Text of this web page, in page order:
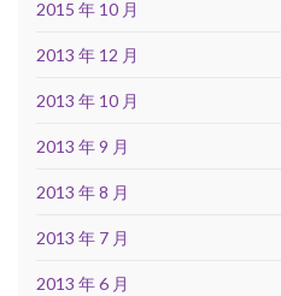
2015 年 10 月
2013 年 12 月
2013 年 10 月
2013 年 9 月
2013 年 8 月
2013 年 7 月
2013 年 6 月